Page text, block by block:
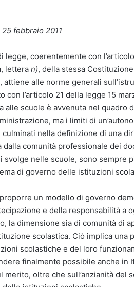
febbraio 2011
coerentemente con
lettera n), della stessa
alle norme generali
l’articolo 21 della legge 15
scuole è avvenuta nel quadro
ma i limiti di
nella definizione di una
comunità professionale dei
nelle scuole, sono sempre
di governo delle istituzioni
un modello di governo
e della responsabilità a
la dimensione sia di comunità di
scolastica. Ciò implica una
scolastiche e del loro
finalmente possibile anche in
oltre che sull’anzianità del